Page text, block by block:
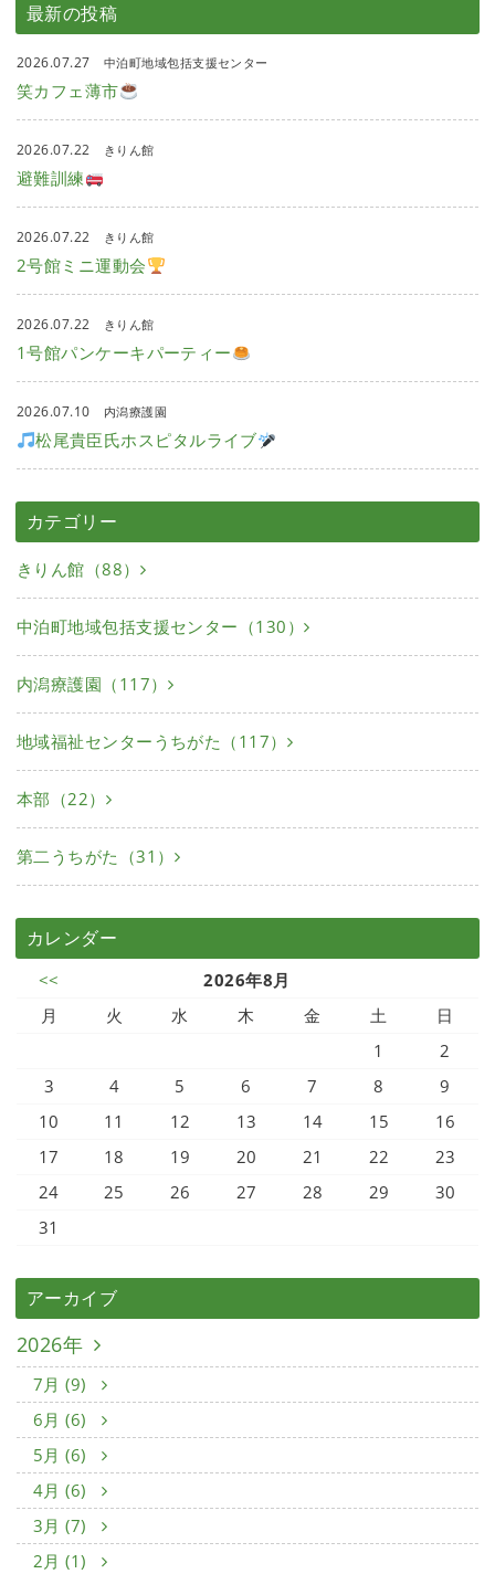
最新の投稿
2026.07.27 中泊町地域包括支援センター
笑カフェ薄市
2026.07.22 きりん館
避難訓練
2026.07.22 きりん館
2号館ミニ運動会
2026.07.22 きりん館
1号館パンケーキパーティー
2026.07.10 内潟療護園
松尾貴臣氏ホスピタルライブ
カテゴリー
きりん館（88）
中泊町地域包括支援センター（130）
内潟療護園（117）
地域福祉センターうちがた（117）
本部（22）
第二うちがた（31）
カレンダー
<<
2026年8月
月
火 水 木 金 土
日
1
2
3
4 5 6 7 8
9
10
11 12 13 14 15
16
17
18 19 20 21 22
23
24
25 26 27 28 29
30
31
アーカイブ
2026年
7月 (9)
6月 (6)
5月 (6)
4月 (6)
3月 (7)
2月 (1)